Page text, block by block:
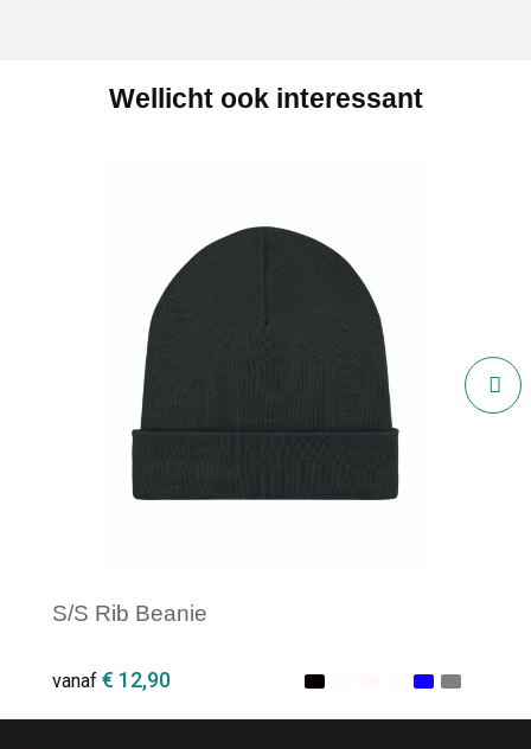
Wellicht ook interessant
S/S Rib Beanie
vanaf € 12,90